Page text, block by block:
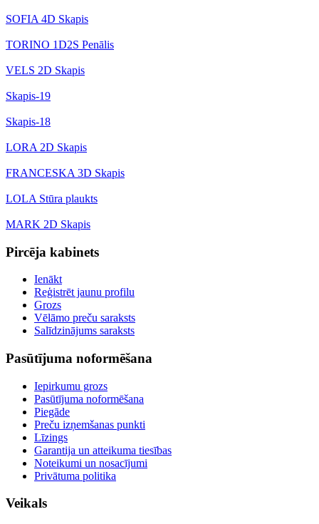
SOFIA 4D Skapis
TORINO 1D2S Penālis
VELS 2D Skapis
Skapis-19
Skapis-18
LORA 2D Skapis
FRANCESKA 3D Skapis
LOLA Stūra plaukts
MARK 2D Skapis
Pircēja kabinets
Ienākt
Reģistrēt jaunu profilu
Grozs
Vēlāmo preču saraksts
Salīdzinājums saraksts
Pasūtījuma noformēšana
Iepirkumu grozs
Pasūtījuma noformēšana
Piegāde
Preču izņemšanas punkti
Līzings
Garantija un atteikuma tiesības
Noteikumi un nosacījumi
Privātuma politika
Veikals